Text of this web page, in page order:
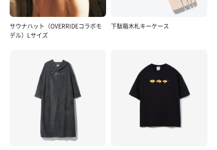
サウナハット（OVERRIDEコラボモ
デル）Lサイズ
下駄箱木札キーケース